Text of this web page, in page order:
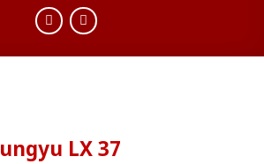
LX 37